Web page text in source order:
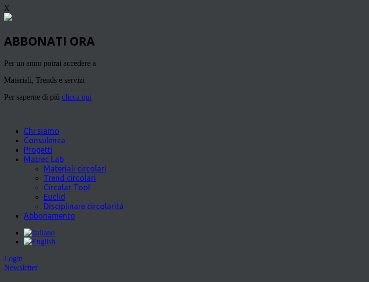
X
ABBONATI ORA
Per un anno potrai accedere a
Materiali, Trends e servizi
Per saperne di più clicca qui
Chi siamo
Consulenza
Progetti
Matrec Lab
Materiali circolari
Trend circolari
Circular Tool
Euclid
Disciplinare circolarità
Abbonamento
Login
Newsletter